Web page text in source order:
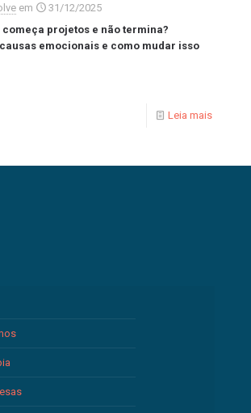
em
31/12/2025
começa projetos e não termina?
emocionais e como mudar isso
Leia mais